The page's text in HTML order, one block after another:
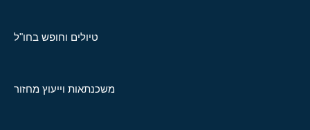
טיולים וחופש בחו"ל
משכנתאות וייעוץ מחזור